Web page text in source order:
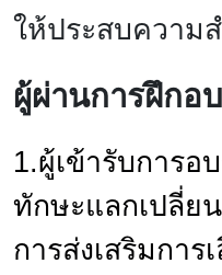
ให้ประสบความส
ผู้ผ่านการฝึกอ
1.ผู้เข้ารับการอ
ทักษะแลกเปลี่ย
การส่งเสริมการ